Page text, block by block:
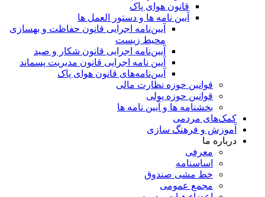
قانون هوای پاک
آیین نامه ها و دستور العمل ها
آیین‌نامه اجرایی قانون حفاظت و بهسازی
محیط زیست
آیین‌نامه اجرایی قانون شکار و صید
آیین نامه اجرایی قانون مدیریت پسماند
آیین‌نامه‌های قانون هوای پاک
قوانین حوزه نظارت مالی
قوانین حوزه پولی
بخشنامه ها و آیین نامه ها
کمک‌های مردمی
آموزش و فرهنگ سازی
درباره ما
معرفی
اساسنامه
خط مشی صندوق
مجمع عمومی